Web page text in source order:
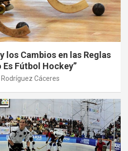
los Cambios en las Reglas
Es Fútbol Hockey”
Cáceres